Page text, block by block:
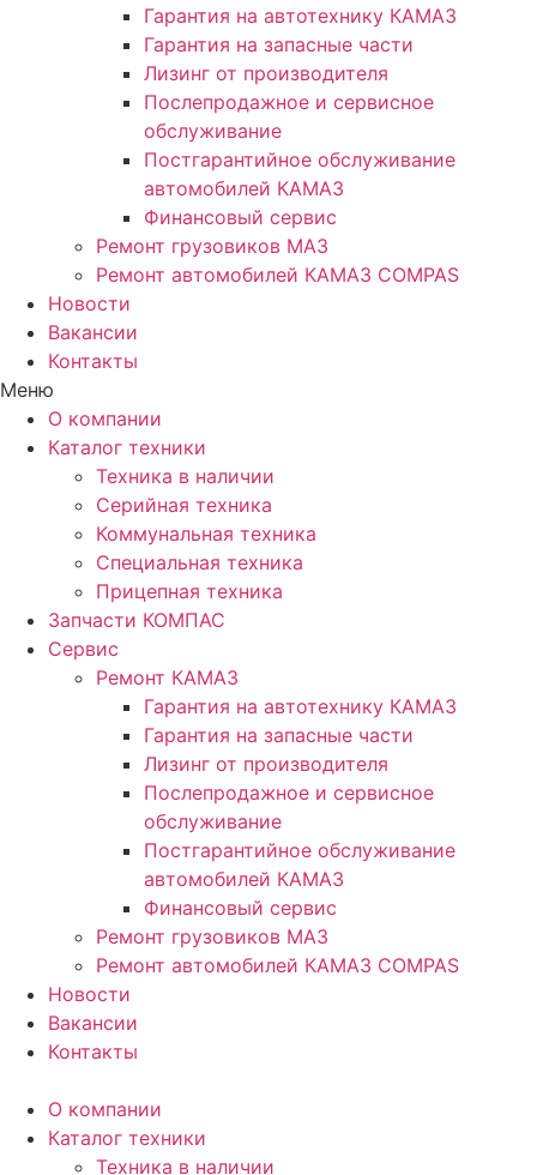
Гарантия на автотехнику КАМАЗ
Гарантия на запасные части
Лизинг от производителя
Послепродажное и сервисное
обслуживание
Постгарантийное обслуживание
автомобилей КАМАЗ
Финансовый сервис
Ремонт грузовиков МАЗ
Ремонт автомобилей КАМАЗ COMPAS
Новости
Вакансии
Контакты
Меню
О компании
Каталог техники
Техника в наличии
Серийная техника
Коммунальная техника
Специальная техника
Прицепная техника
Запчасти КОМПАС
Сервис
Ремонт КАМАЗ
Гарантия на автотехнику КАМАЗ
Гарантия на запасные части
Лизинг от производителя
Послепродажное и сервисное
обслуживание
Постгарантийное обслуживание
автомобилей КАМАЗ
Финансовый сервис
Ремонт грузовиков МАЗ
Ремонт автомобилей КАМАЗ COMPAS
Новости
Вакансии
Контакты
О компании
Каталог техники
Техника в наличии